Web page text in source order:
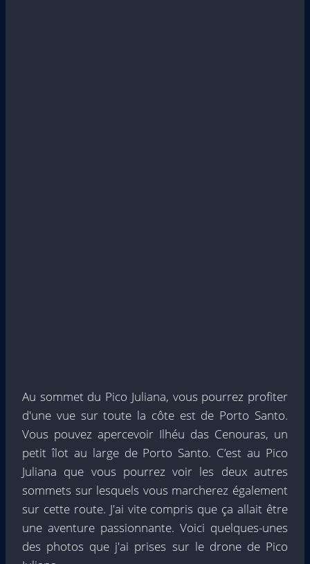
Au sommet du Pico Juliana, vous pourrez profiter
d'une vue sur toute la côte est de Porto Santo.
Vous pouvez apercevoir Ilhéu das Cenouras, un
petit îlot au large de Porto Santo. C’est au Pico
Juliana que vous pourrez voir les deux autres
sommets sur lesquels vous marcherez également
sur cette route. J'ai vite compris que ça allait être
une aventure passionnante. Voici quelques-unes
des photos que j'ai prises sur le drone de Pico